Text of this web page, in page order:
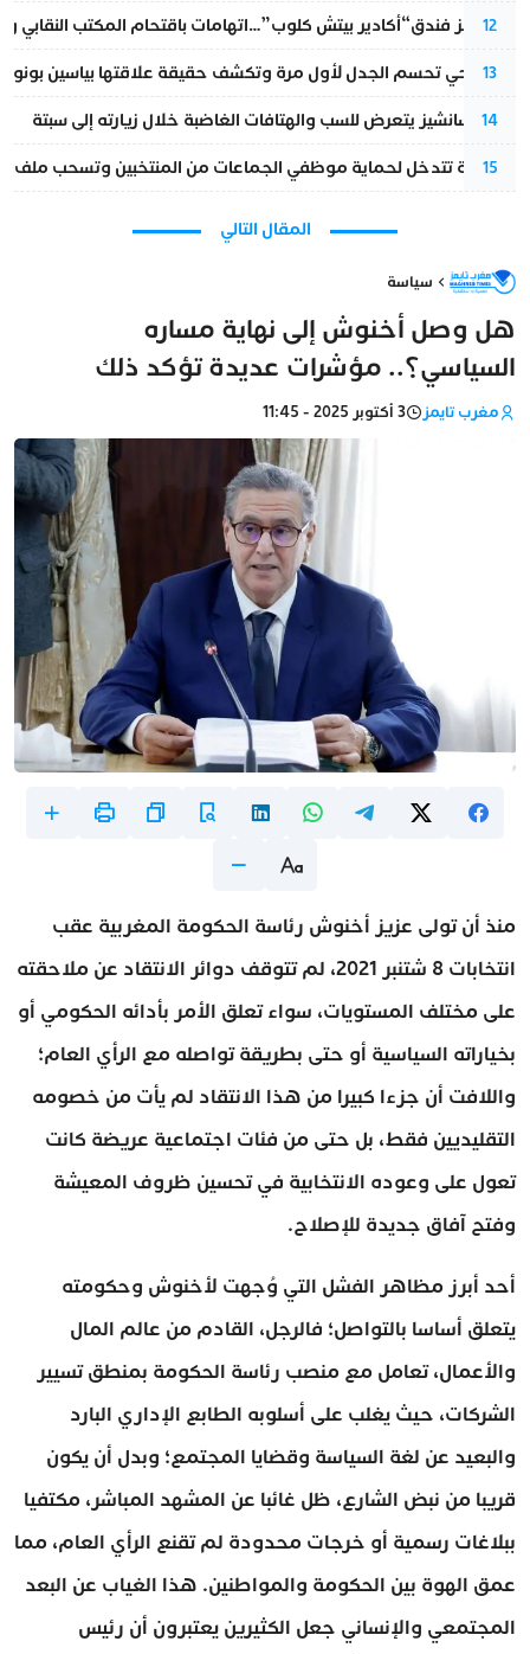
12
أزمة تهز فندق“أكادير بيتش كلوب”…اتهامات باقتحام المكتب النقابي
13
نورا فتحي تحسم الجدل لأول مرة وتكشف حقيقة علاقتها بياسين بونو
14
بيدرو سانشيز يتعرض للسب والهتافات الغاضبة خلال زيارته إلى سبتة
15
الداخلية تتدخل لحماية موظفي الجماعات من المنتخبين وتسحب ملف
المقال التالي
سياسة
هل وصل أخنوش إلى نهاية مساره
السياسي؟.. مؤشرات عديدة تؤكد ذلك
مغرب تايمز 3 أكتوبر 2025 - 11:45
منذ أن تولى عزيز أخنوش رئاسة الحكومة المغربية عقب
انتخابات 8 شتنبر 2021، لم تتوقف دوائر الانتقاد عن ملاحقته
على مختلف المستويات، سواء تعلق الأمر بأدائه الحكومي أو
بخياراته السياسية أو حتى بطريقة تواصله مع الرأي العام؛
واللافت أن جزءا كبيرا من هذا الانتقاد لم يأت من خصومه
التقليديين فقط، بل حتى من فئات اجتماعية عريضة كانت
تعول على وعوده الانتخابية في تحسين ظروف المعيشة
وفتح آفاق جديدة للإصلاح.
أحد أبرز مظاهر الفشل التي وُجهت لأخنوش وحكومته
يتعلق أساسا بالتواصل؛ فالرجل، القادم من عالم المال
والأعمال، تعامل مع منصب رئاسة الحكومة بمنطق تسيير
الشركات، حيث يغلب على أسلوبه الطابع الإداري البارد
والبعيد عن لغة السياسة وقضايا المجتمع؛ وبدل أن يكون
قريبا من نبض الشارع، ظل غائبا عن المشهد المباشر، مكتفيا
ببلاغات رسمية أو خرجات محدودة لم تقنع الرأي العام، مما
عمق الهوة بين الحكومة والمواطنين. هذا الغياب عن البعد
المجتمعي والإنساني جعل الكثيرين يعتبرون أن رئيس